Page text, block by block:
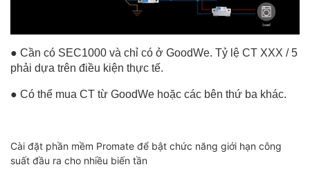
● Cần có SEC1000 và chỉ có ở GoodWe. Tỷ lệ CT XXX / 5
phải dựa trên điều kiện thực tế.
● Có thể mua CT từ GoodWe hoặc các bên thứ ba khác.
Cài đặt phần mềm Promate để bật chức năng giới hạn công
suất đầu ra cho nhiều biến tần